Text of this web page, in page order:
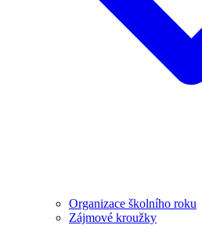
Organizace školního roku
Zájmové kroužky